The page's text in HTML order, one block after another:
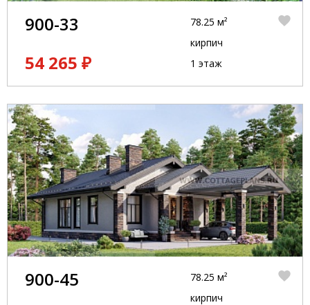
900-33
54 265 ₽
78.25 м²
кирпич
1 этаж
900-45
78.25 м²
кирпич